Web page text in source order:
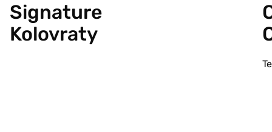
Signature
Kolovraty